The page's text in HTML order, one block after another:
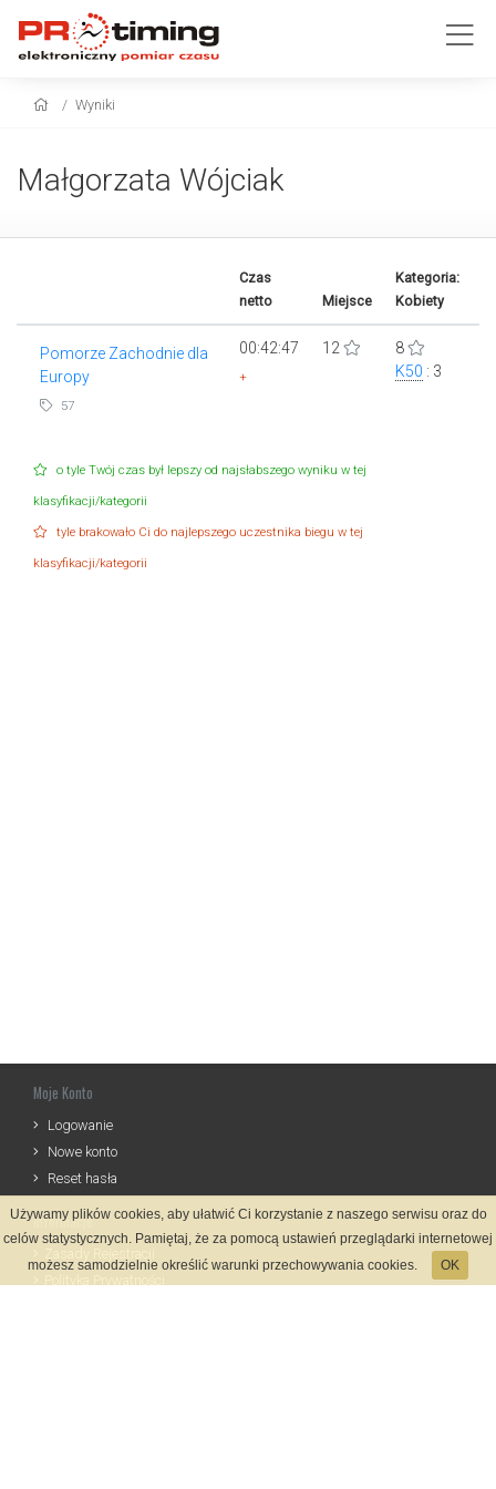
Wyniki
Małgorzata Wójciak
Czas
netto
Miejsce
Kategoria:
Kobiety
Pomorze Zachodnie dla
Europy
57
00:42:47
+
12
8
K50 : 3
o tyle Twój czas był lepszy od najsłabszego wyniku w tej
klasyfikacji/kategorii
tyle brakowało Ci do najlepszego uczestnika biegu w tej
klasyfikacji/kategorii
Moje Konto
Logowanie
Nowe konto
Reset hasła
Informacje
Używamy plików cookies, aby ułatwić Ci korzystanie z naszego serwisu oraz do
celów statystycznych. Pamiętaj, że za pomocą ustawień przeglądarki internetowej
możesz samodzielnie określić warunki przechowywania cookies.
OK